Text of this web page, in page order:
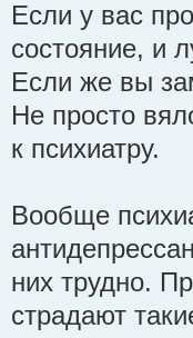
Если у вас
состояние, и
Если же вы
Не просто
к психиатру.
Вообще
них трудно.
страдают